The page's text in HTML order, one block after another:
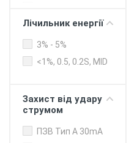
бізнесу
Онлайн-
електромобіль
Балансування
потужності
зарядні станції
Лічильник енергії
3% - 5%
<1%, 0.5, 0.2S, MID
Захист від удару
струмом
ПЗВ Тип А 30mA